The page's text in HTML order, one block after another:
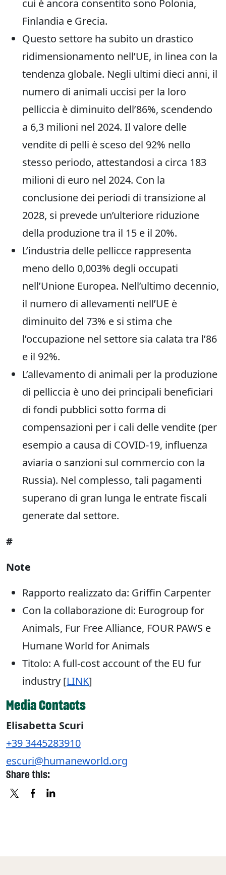
cui è ancora consentito sono Polonia,
Finlandia e Grecia.
Questo settore ha subito un drastico
ridimensionamento nell’UE, in linea con la
tendenza globale. Negli ultimi dieci anni, il
numero di animali uccisi per la loro
pelliccia è diminuito dell’86%, scendendo
a 6,3 milioni nel 2024. Il valore delle
vendite di pelli è sceso del 92% nello
stesso periodo, attestandosi a circa 183
milioni di euro nel 2024. Con la
conclusione dei periodi di transizione al
2028, si prevede un’ulteriore riduzione
della produzione tra il 15 e il 20%.
L’industria delle pellicce rappresenta
meno dello 0,003% degli occupati
nell’Unione Europea. Nell’ultimo decennio,
il numero di allevamenti nell’UE è
diminuito del 73% e si stima che
l’occupazione nel settore sia calata tra l’86
e il 92%.
L’allevamento di animali per la produzione
di pelliccia è uno dei principali beneficiari
di fondi pubblici sotto forma di
compensazioni per i cali delle vendite (per
esempio a causa di COVID-19, influenza
aviaria o sanzioni sul commercio con la
Russia). Nel complesso, tali pagamenti
superano di gran lunga le entrate fiscali
generate dal settore.
#
Note
Rapporto realizzato da: Griffin Carpenter
Con la collaborazione di: Eurogroup for
Animals, Fur Free Alliance, FOUR PAWS e
Humane World for Animals
Titolo: A full-cost account of the EU fur
industry [LINK]
Media Contacts
Elisabetta Scuri
+39 3445283910
escuri@humaneworld.org
Share this: